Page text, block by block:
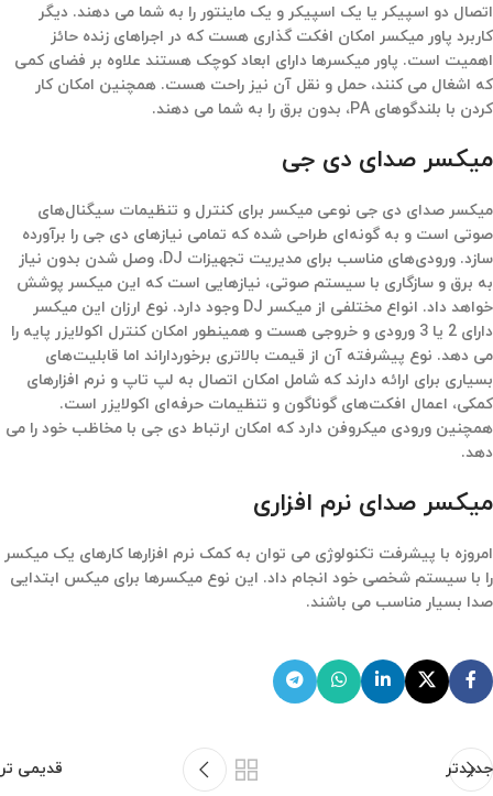
اتصال دو اسپیکر یا یک اسپیکر و یک ماینتور را به شما می دهند. دیگر
کاربرد پاور میکسر امکان افکت گذاری هست که در اجراهای زنده حائز
اهمیت است. پاور میکسرها دارای ابعاد کوچک هستند علاوه بر فضای کمی
که اشغال می کنند، حمل و نقل آن نیز راحت هست. همچنین امکان کار
کردن با بلندگوهای PA، بدون برق را به شما می دهند.
میکسر صدای دی جی
میکسر صدای دی جی نوعی میکسر برای کنترل و تنظیمات سیگنال‌های
صوتی است و به گونه‌ای طراحی شده که تمامی نیازهای دی جی را برآورده
سازد. ورودی‌های مناسب برای مدیریت تجهیزات DJ، وصل شدن بدون نیاز
به برق و سازگاری با سیستم صوتی، نیازهایی‌ است که این میکسر پوشش
خواهد داد. انواع مختلفی از میکسر DJ وجود دارد. نوع ارزان این میکسر
دارای 2 یا 3 ورودی و خروجی هست و همینطور امکان کنترل اکولایزر پایه را
می دهد. نوع پیشرفته آن از قیمت بالاتری برخورداراند اما قابلیت‌های
بسیاری برای ارائه دارند که شامل امکان اتصال به لپ تاپ و نرم افزارهای
کمکی،‌ اعمال افکت‌های گوناگون و تنظیمات حرفه‌ای اکولایزر است.
همچنین ورودی میکروفن دارد که امکان ارتباط دی جی با مخاظب خود را می
دهد.
میکسر صدای نرم افزاری
امروزه با پیشرفت تکنولوژی می توان به کمک نرم افزارها کارهای یک میکسر
را با سیستم شخصی خود انجام داد. این نوع میکسرها برای میکس ابتدایی
صدا بسیار مناسب می باشند.
جدیدتر قدیمی تر